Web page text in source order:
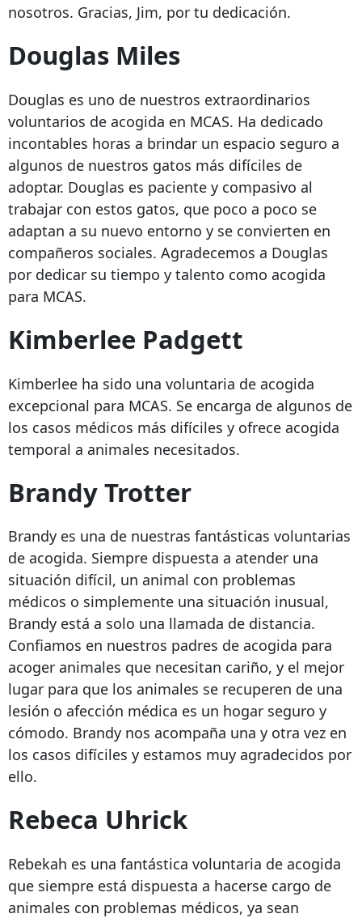
nosotros. Gracias, Jim, por tu dedicación.
Douglas Miles
Douglas es uno de nuestros extraordinarios
voluntarios de acogida en MCAS. Ha dedicado
incontables horas a brindar un espacio seguro a
algunos de nuestros gatos más difíciles de
adoptar. Douglas es paciente y compasivo al
trabajar con estos gatos, que poco a poco se
adaptan a su nuevo entorno y se convierten en
compañeros sociales. Agradecemos a Douglas
por dedicar su tiempo y talento como acogida
para MCAS.
Kimberlee Padgett
Kimberlee ha sido una voluntaria de acogida
excepcional para MCAS. Se encarga de algunos de
los casos médicos más difíciles y ofrece acogida
temporal a animales necesitados.
Brandy Trotter
Brandy es una de nuestras fantásticas voluntarias
de acogida. Siempre dispuesta a atender una
situación difícil, un animal con problemas
médicos o simplemente una situación inusual,
Brandy está a solo una llamada de distancia.
Confiamos en nuestros padres de acogida para
acoger animales que necesitan cariño, y el mejor
lugar para que los animales se recuperen de una
lesión o afección médica es un hogar seguro y
cómodo. Brandy nos acompaña una y otra vez en
los casos difíciles y estamos muy agradecidos por
ello.
Rebeca Uhrick
Rebekah es una fantástica voluntaria de acogida
que siempre está dispuesta a hacerse cargo de
animales con problemas médicos, ya sean